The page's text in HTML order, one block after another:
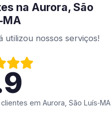
na Aurora, São
utilizou nossos serviços!
em Aurora, São Luís‑MA